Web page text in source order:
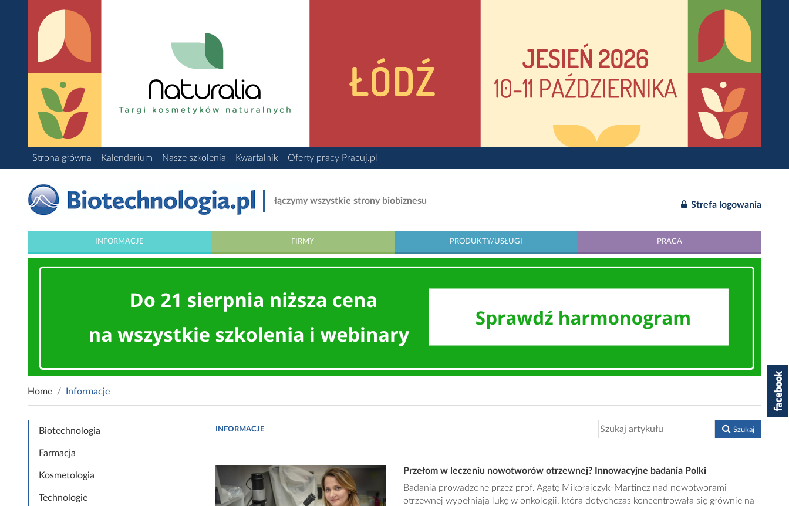
Strona główna Kalendarium Nasze szkolenia Kwartalnik Oferty pracy Pracuj.pl
łączymy wszystkie strony biobiznesu Strefa logowania
INFORMACJE FIRMY PRODUKTY/USŁUGI PRACA
Home Informacje
Biotechnologia
Farmacja
Kosmetologia
Technologie
INFORMACJE Szukaj
Przełom w leczeniu nowotworów otrzewnej? Innowacyjne badania Polki
Badania prowadzone przez prof. Agatę Mikołajczyk-Martinez nad nowotworami
otrzewnej wypełniają lukę w onkologii, która dotychczas koncentrowała się głównie na